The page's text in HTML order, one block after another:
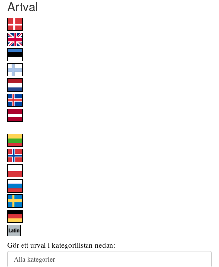
Artval
Gör ett urval i kategorilistan nedan: